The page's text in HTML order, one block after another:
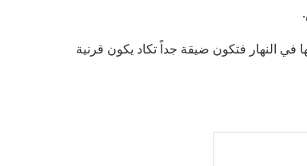
النهار فتكون ضيقة جداً تكاد يكون قرنية